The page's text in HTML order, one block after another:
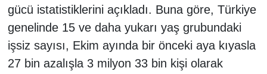
gücü istatistiklerini açıkladı. Buna göre, Türkiye
genelinde 15 ve daha yukarı yaş grubundaki
işsiz sayısı, Ekim ayında bir önceki aya kıyasla
27 bin azalışla 3 milyon 33 bin kişi olarak